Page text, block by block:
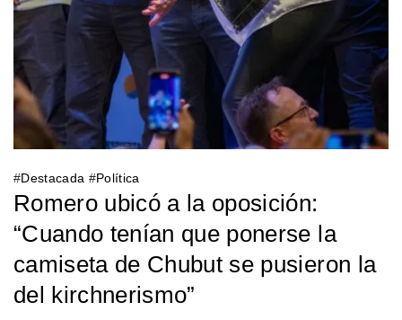
#Destacada #Política
Romero ubicó a la oposición:
“Cuando tenían que ponerse la
camiseta de Chubut se pusieron la
del kirchnerismo”